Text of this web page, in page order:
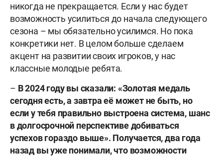
никогда не прекращается. Если у нас будет
возможность усилиться до начала следующего
сезона – мы обязательно усилимся. Но пока
конкретики нет. В целом больше сделаем
акцент на развитии своих игроков, у нас
классные молодые ребята.
– В 2024 году вы сказали: «Золотая медаль
сегодня есть, а завтра её может не быть, но
если у тебя правильно выстроена система, шанс
в долгосрочной перспективе добиваться
успехов гораздо выше». Получается, два года
назад вы уже понимали, что возможности